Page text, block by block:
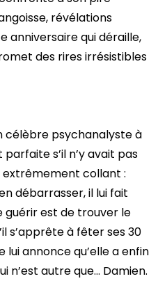
révélations
anniversaire qui déraille,
des rires irrésistibles
célèbre psychanalyste à
s’il n’y avait pas
collant :
débarrasser, il lui fait
guérir est de trouver le
s’apprête à fêter ses 30
lui annonce qu’elle a enfin
n’est autre que… Damien.